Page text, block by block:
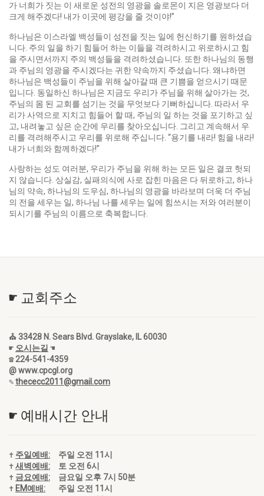
가 너희가 짓는 이 새로운 성전의 영광을 솔로몬이 지은 영광보다 더
크게 해주겠다! 내가 이곳에 평강을 줄 것이야!”
하나님은 이스라엘 백성들이 성전을 짓는 일에 헌신하기를 원하셨습
니다. 주의 일을 하기 힘들어 하는 이들을 격려하시고 위로하시고 힘
을 주시면서까지 주의 백성들을 격려하셨습니다. 또한 하나님의 동행
과 주님의 영광을 주시겠다는 귀한 약속까지 주셨습니다. 왜냐하면
하나님은 백성들이 주님을 위해 살아갈 때 큰 기쁨을 얻으시기 때문
입니다. 동일하신 하나님은 지금도 우리가 주님을 위해 살아가는 것,
주님의 몸 된 교회를 섬기는 것을 무엇보다 기뻐하십니다. 따라서 우
리가 사역으로 지치고 힘들어 할 때, 주님의 일 하는 것을 포기하고 싶
고, 내려놓고 싶은 순간에 우리를 찾아오십니다. 그리고 계속해서 우
리를 격려해주시고 우리를 위로해 주십니다. “용기를 내라! 힘을 내라!
내가 너희와 함께하겠다!”
사랑하는 성도 여러분, 우리가 주님을 위해 하는 모든 일은 결코 헛되
지 않습니다. 상실감, 실패의식에 사로 잡힌 마음은 다 뒤로하고, 하나
님의 약속, 하나님의 도우심, 하나님의 영광을 바라보며 더욱 더 주님
의 전을 세우는 일, 하나님 나를 세우는 일에 힘쓰시는 저와 여러분이
되시기를 주님의 이름으로 축복합니다.
☛ 교회주소
⛪ 33428 N. Sears Blvd. Grayslake, IL 60030
☛ 오시는길 ☚
☎ 224-541-4359
@ www.cpcgl.org
✎thececc2011@gmail.com
☛ 예배시간 안내
✝ 주일예배:
주일 오전 11시
✝새벽예배:
토 오전 6시
✝ 금요예배:
금요일 오후 7시 50분
✝ EM예배:
주일 오전 11시